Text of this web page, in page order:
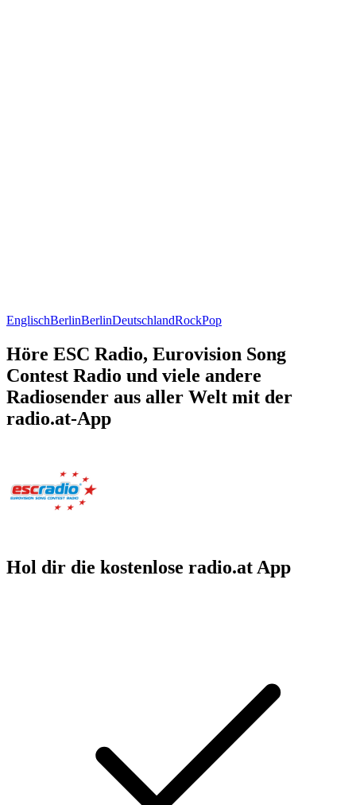
EnglischBerlinBerlinDeutschlandRockPop
Höre ESC Radio, Eurovision Song
Contest Radio und viele andere
Radiosender aus aller Welt mit der
radio.at-App
Hol dir die kostenlose radio.at App